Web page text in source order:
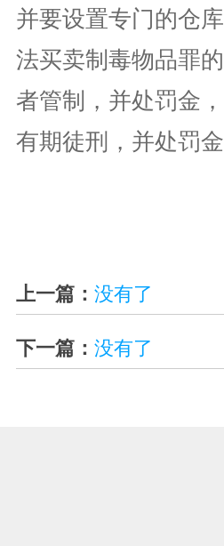
并要设置专门的仓
法买卖制毒物品罪
者管制，并处罚金
有期徒刑，并处罚金
上一篇： 没有了
下一篇： 没有了